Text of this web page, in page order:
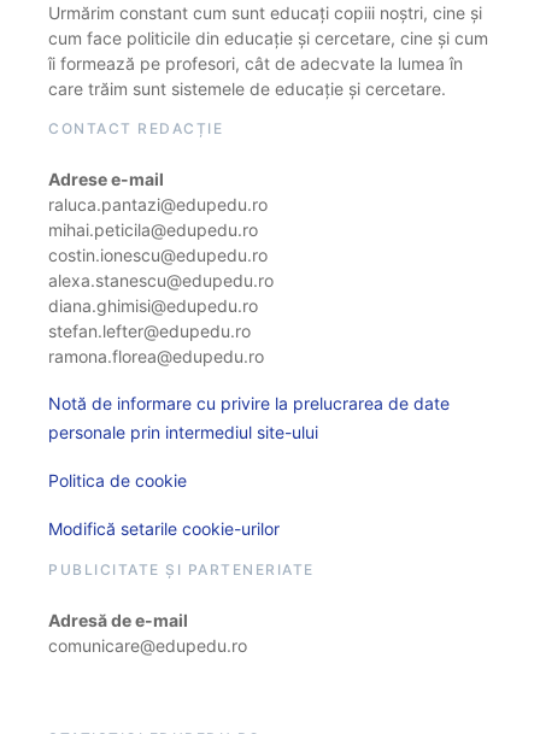
Urmărim constant cum sunt educați copiii noștri, cine și
cum face politicile din educație și cercetare, cine și cum
îi formează pe profesori, cât de adecvate la lumea în
care trăim sunt sistemele de educație și cercetare.
CONTACT REDACȚIE
Adrese e-mail
raluca.pantazi@edupedu.ro
mihai.peticila@edupedu.ro
costin.ionescu@edupedu.ro
alexa.stanescu@edupedu.ro
diana.ghimisi@edupedu.ro
stefan.lefter@edupedu.ro
ramona.florea@edupedu.ro
Notă de informare cu privire la prelucrarea de date
personale prin intermediul site-ului
Politica de cookie
Modifică setarile cookie-urilor
PUBLICITATE ȘI PARTENERIATE
Adresă de e-mail
comunicare@edupedu.ro